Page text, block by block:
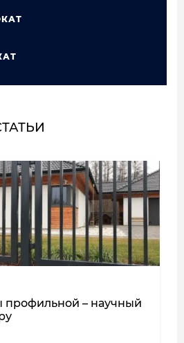
профильной – научный